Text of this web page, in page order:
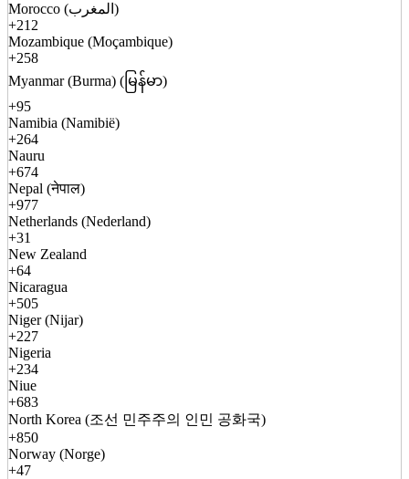
Morocco (المغرب)
+212
Mozambique (Moçambique)
+258
Myanmar (Burma) (မြန်မာ)
+95
Namibia (Namibië)
+264
Nauru
+674
Nepal (नेपाल)
+977
Netherlands (Nederland)
+31
New Zealand
+64
Nicaragua
+505
Niger (Nijar)
+227
Nigeria
+234
Niue
+683
North Korea (조선 민주주의 인민 공화국)
+850
Norway (Norge)
+47